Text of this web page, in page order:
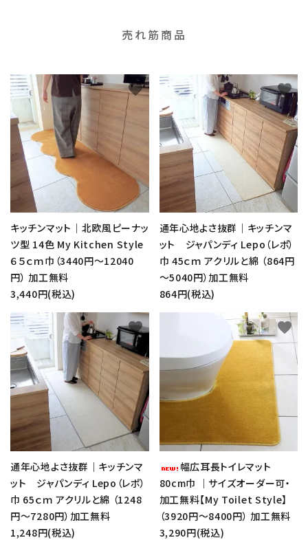
売れ筋商品
キッチンマット｜北欧風ピーナッ
ツ型 14色 My Kitchen Style
６５ｃｍ巾（3440円～12040
円） 加工無料
3,440円(税込)
favorite
通年心地よさ抜群｜キッチンマ
ット ジャパンディ Lepo（レポ）
巾 45ｃｍ アクリルと綿 （864円
～5040円）加工無料
864円(税込)
favorite
通年心地よさ抜群｜キッチンマ
ット ジャパンディ Lepo（レポ）
巾 65ｃｍ アクリルと綿 （1248
円～7280円）加工無料
1,248円(税込)
favorite
幅広耳長トイレマット
80cm巾 ｜サイズオーダー可・
加工無料【My Toilet Style】
（3920円～8400円） 加工無料
3,290円(税込)
favorite